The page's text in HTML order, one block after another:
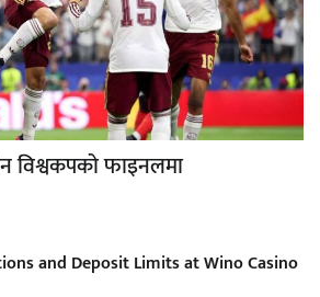
विश्वकपको फाइनलमा
and Deposit Limits at Wino Casino